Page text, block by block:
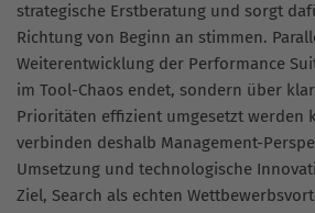
strategische Erstberatung und sorgt
Richtung von Beginn an stimmen.
Weiterentwicklung der Performance
im Tool-Chaos endet, sondern über
Prioritäten effizient umgesetzt werden
verbinden deshalb Management-
Umsetzung und technologische
Ziel, Search als echten